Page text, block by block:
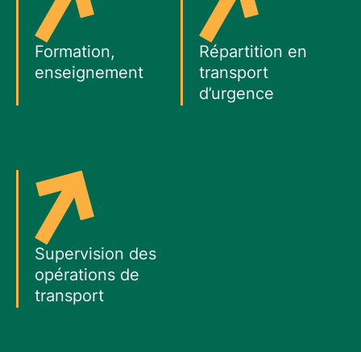
Formation,
enseignement
Répartition en
transport
d’urgence
Supervision des
opérations de
transport